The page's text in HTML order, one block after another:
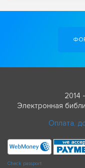
2014
Электронная
Оплата,
Check passport